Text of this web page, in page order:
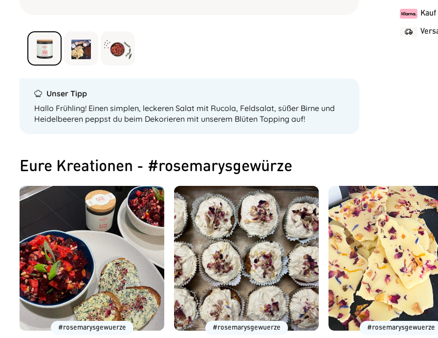
Kauf
Unser Tipp
Hallo Frühling! Einen simplen, leckeren Salat mit Rucola, Feldsalat, süßer Birne und
Heidelbeeren peppst du beim Dekorieren mit unserem Blüten Topping auf!
Eure Kreationen - #rosemarysgewürze
#rosemarysgewuerze #rosemarysgewuerze #rosemarysgewuerze